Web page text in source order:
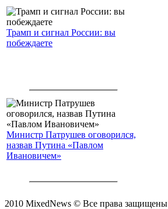
Трамп и сигнал России: вы
побеждаете
Министр Патрушев оговорился,
назвав Путина «Павлом
Ивановичем»
2010 MixedNews © Все права защищены